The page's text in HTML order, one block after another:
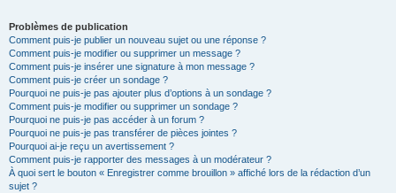
Problèmes de publication
Comment puis-je publier un nouveau sujet ou une réponse ?
Comment puis-je modifier ou supprimer un message ?
Comment puis-je insérer une signature à mon message ?
Comment puis-je créer un sondage ?
Pourquoi ne puis-je pas ajouter plus d’options à un sondage ?
Comment puis-je modifier ou supprimer un sondage ?
Pourquoi ne puis-je pas accéder à un forum ?
Pourquoi ne puis-je pas transférer de pièces jointes ?
Pourquoi ai-je reçu un avertissement ?
Comment puis-je rapporter des messages à un modérateur ?
À quoi sert le bouton « Enregistrer comme brouillon » affiché lors de la rédaction d’un
sujet ?